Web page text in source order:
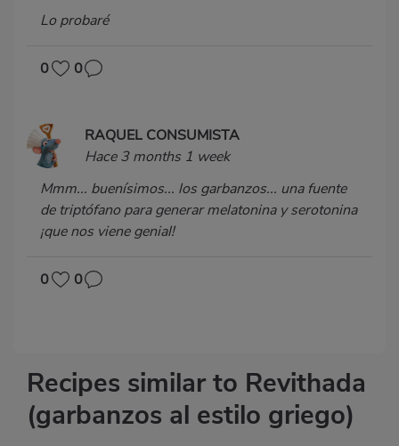
Lo probaré
0 0
RAQUEL CONSUMISTA
Hace 3 months 1 week
Mmm... buenísimos... los garbanzos... una fuente
de triptófano para generar melatonina y serotonina
¡que nos viene genial!
0 0
Recipes similar to Revithada
(garbanzos al estilo griego)